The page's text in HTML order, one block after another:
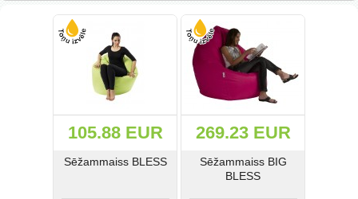
105.88 EUR
Sēžammaiss BLESS
269.23 EUR
Sēžammaiss BIG
BLESS
Krēsli (108)
Mīkstās biroja mēbeles (67)
Biroja metāla mēbeles (92)
Arhīvam un noliktavai (50)